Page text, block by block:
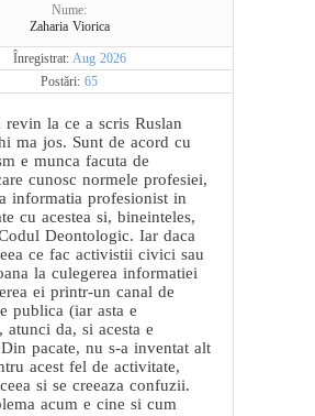
Nume:
Zaharia Viorica
Înregistrat: Aug 2026
Postări: 65
revin la ce a scris Ruslan
ma jos. Sunt de acord cu
e munca facuta de
cunosc normele profesiei,
informatia profesionist in
cu acestea si, bineinteles,
Deontologic. Iar daca
ce fac activistii civici sau
la culegerea informatiei
ei printr-un canal de
publica (iar asta e
atunci da, si acesta e
pacate, nu s-a inventat alt
acest fel de activitate,
si se creeaza confuzii.
acum e cine si cum